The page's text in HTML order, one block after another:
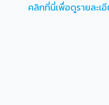
คลิกที่นี่เพื่อดูรายละเ